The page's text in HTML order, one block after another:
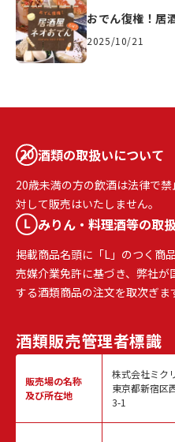
おでん復権！居
2025/10/21
酒類の取扱いについて
20歳未満の方の飲酒は法律で
対して販売はいたしません。
みりん・料理酒等の取
掲載商品名頭に「L」のつく商
売媒介業免許に基づき、弊社
する酒類商品の注文を取次ぎま
酒類販売管理者標識
販売場の名称
及び所在地
株式会社ミク
東京都新宿区
3-1